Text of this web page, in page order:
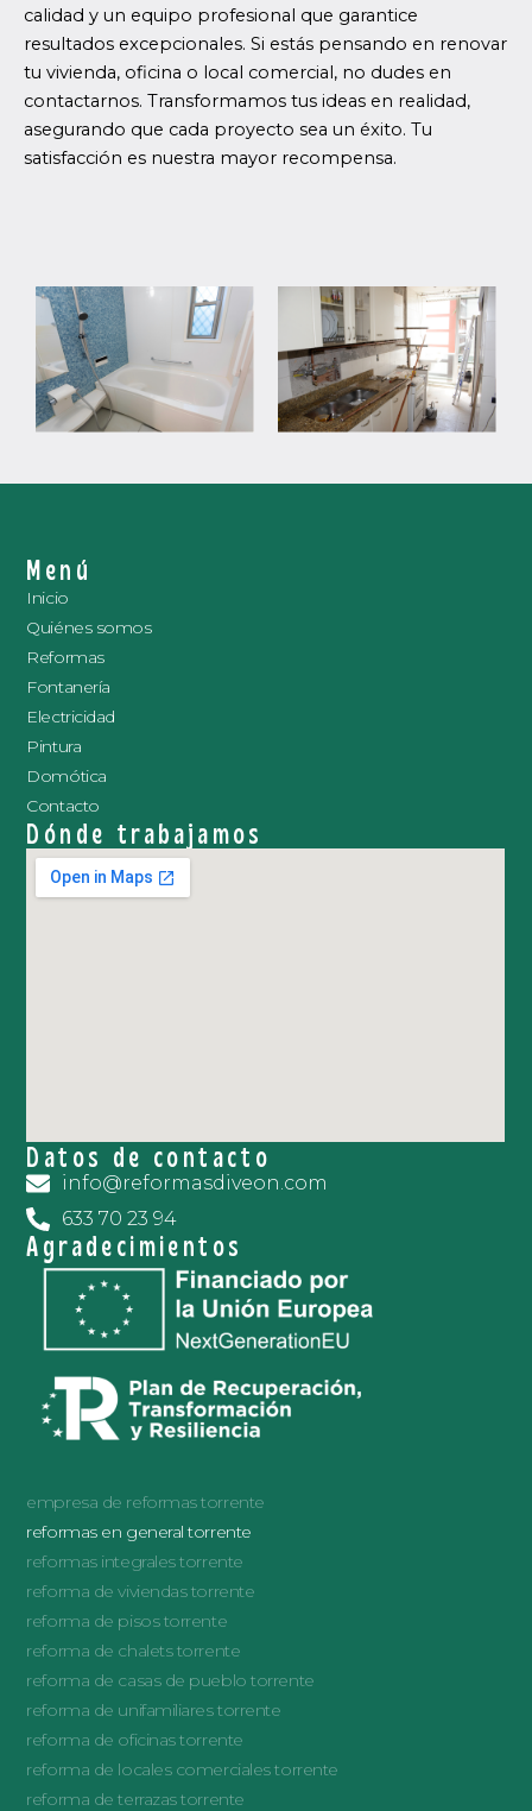
calidad y un equipo profesional que garantice
resultados excepcionales. Si estás pensando en renovar
tu vivienda, oficina o local comercial, no dudes en
contactarnos. Transformamos tus ideas en realidad,
asegurando que cada proyecto sea un éxito. Tu
satisfacción es nuestra mayor recompensa.
Menú
Inicio
Quiénes somos
Reformas
Fontanería
Electricidad
Pintura
Domótica
Contacto
Dónde trabajamos
Datos de contacto
info@reformasdiveon.com
633 70 23 94
Agradecimientos
empresa de reformas torrente
reformas en general torrente
reformas integrales torrente
reforma de viviendas torrente
reforma de pisos torrente
reforma de chalets torrente
reforma de casas de pueblo torrente
reforma de unifamiliares torrente
reforma de oficinas torrente
reforma de locales comerciales torrente
reforma de terrazas torrente